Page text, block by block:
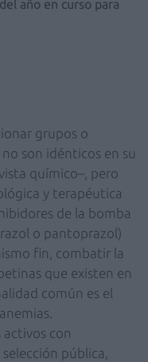
año en curso para
grupos o
son idénticos en su
químico–, pero
y terapéutica
de la bomba
o pantoprazol)
fin, combatir la
que existen en
común es el
con
pública,